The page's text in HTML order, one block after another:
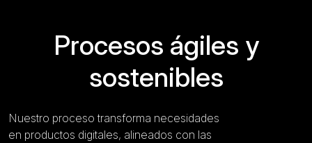
Procesos ágiles y
sostenibles
Nuestro proceso transforma necesidades
en productos digitales, alineados con las